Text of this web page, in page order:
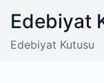
content
Edebiyat
Edebiyat Kutusu